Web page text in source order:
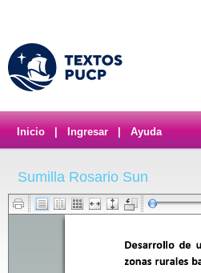
Inicio Ingresar Ayuda
Sumilla Rosario Sun